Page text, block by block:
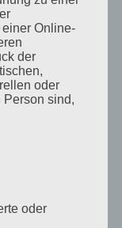
Online-
der
oder
sind,
oder